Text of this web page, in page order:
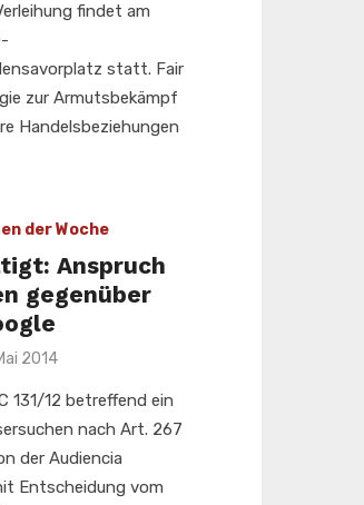
findet am
statt. Fair
zur Armutsbekämpf
Handelsbeziehungen
der Woche
Anspruch
gegenüber
2014
131/12 betreffend ein
nach Art. 267
der Audiencia
Entscheidung vom